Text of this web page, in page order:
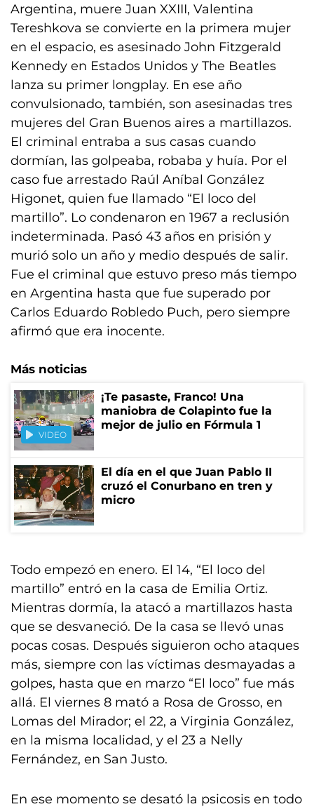
Argentina, muere Juan XXIII, Valentina
Tereshkova se convierte en la primera mujer
en el espacio, es asesinado John Fitzgerald
Kennedy en Estados Unidos y The Beatles
lanza su primer longplay. En ese año
convulsionado, también, son asesinadas tres
mujeres del Gran Buenos aires a martillazos.
El criminal entraba a sus casas cuando
dormían, las golpeaba, robaba y huía. Por el
caso fue arrestado Raúl Aníbal González
Higonet, quien fue llamado “El loco del
martillo”. Lo condenaron en 1967 a reclusión
indeterminada. Pasó 43 años en prisión y
murió solo un año y medio después de salir.
Fue el criminal que estuvo preso más tiempo
en Argentina hasta que fue superado por
Carlos Eduardo Robledo Puch, pero siempre
afirmó que era inocente.
Más noticias
VIDEO
¡Te pasaste, Franco! Una
maniobra de Colapinto fue la
mejor de julio en Fórmula 1
El día en el que Juan Pablo II
cruzó el Conurbano en tren y
micro
Todo empezó en enero. El 14, “El loco del
martillo” entró en la casa de Emilia Ortiz.
Mientras dormía, la atacó a martillazos hasta
que se desvaneció. De la casa se llevó unas
pocas cosas. Después siguieron ocho ataques
más, siempre con las víctimas desmayadas a
golpes, hasta que en marzo “El loco” fue más
allá. El viernes 8 mató a Rosa de Grosso, en
Lomas del Mirador; el 22, a Virginia González,
en la misma localidad, y el 23 a Nelly
Fernández, en San Justo.
En ese momento se desató la psicosis en todo